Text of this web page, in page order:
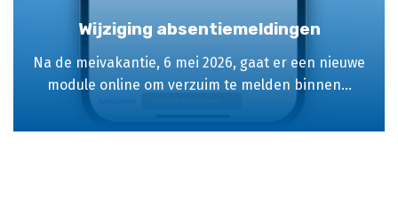
Wijziging absentiemeldingen
Na de meivakantie, 6 mei 2026, gaat er een nieuwe
module online om verzuim te melden binnen...